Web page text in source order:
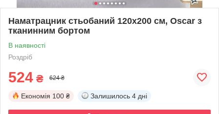
Наматрацник стьобаний 120х200 см, Oscar з
тканинним бортом
В наявності
Роздріб
524 ₴ 624 ₴
Економія 100 ₴ Залишилось 4 дні